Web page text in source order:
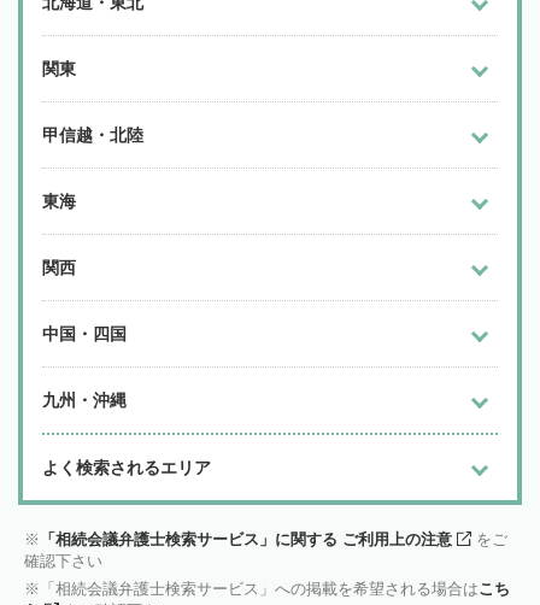
関東
甲信越・北陸
東海
関西
中国・四国
九州・沖縄
よく検索されるエリア
「相続会議弁護士検索サービス」に関する ご利用上の注意
をご
確認下さい
「相続会議弁護士検索サービス」への掲載を希望される場合はこち